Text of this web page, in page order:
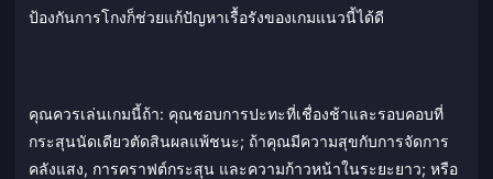
ป้องกันการโกงก็ช่วยแก้ปัญหาเรื้อรังของเกมแนวนี้ได้ดี
คุณควรเล่นเกมนี้ถ้า: คุณชอบการปะทะที่เชื่องช้าและรอบคอบที่
กระสุนนัดเดียวตัดสินผลแพ้ชนะ; ถ้าคุณมีความสุขกับการจัดการ
คลังแสง, การคราฟต์กระสุน และความก้าวหน้าในระยะยาว; หรือ